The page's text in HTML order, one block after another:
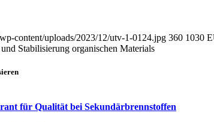
content/uploads/2023/12/utv-1-0124.jpg 360 1030
Stabilisierung organischen Materials
für Qualität bei Sekundärbrennstoffen